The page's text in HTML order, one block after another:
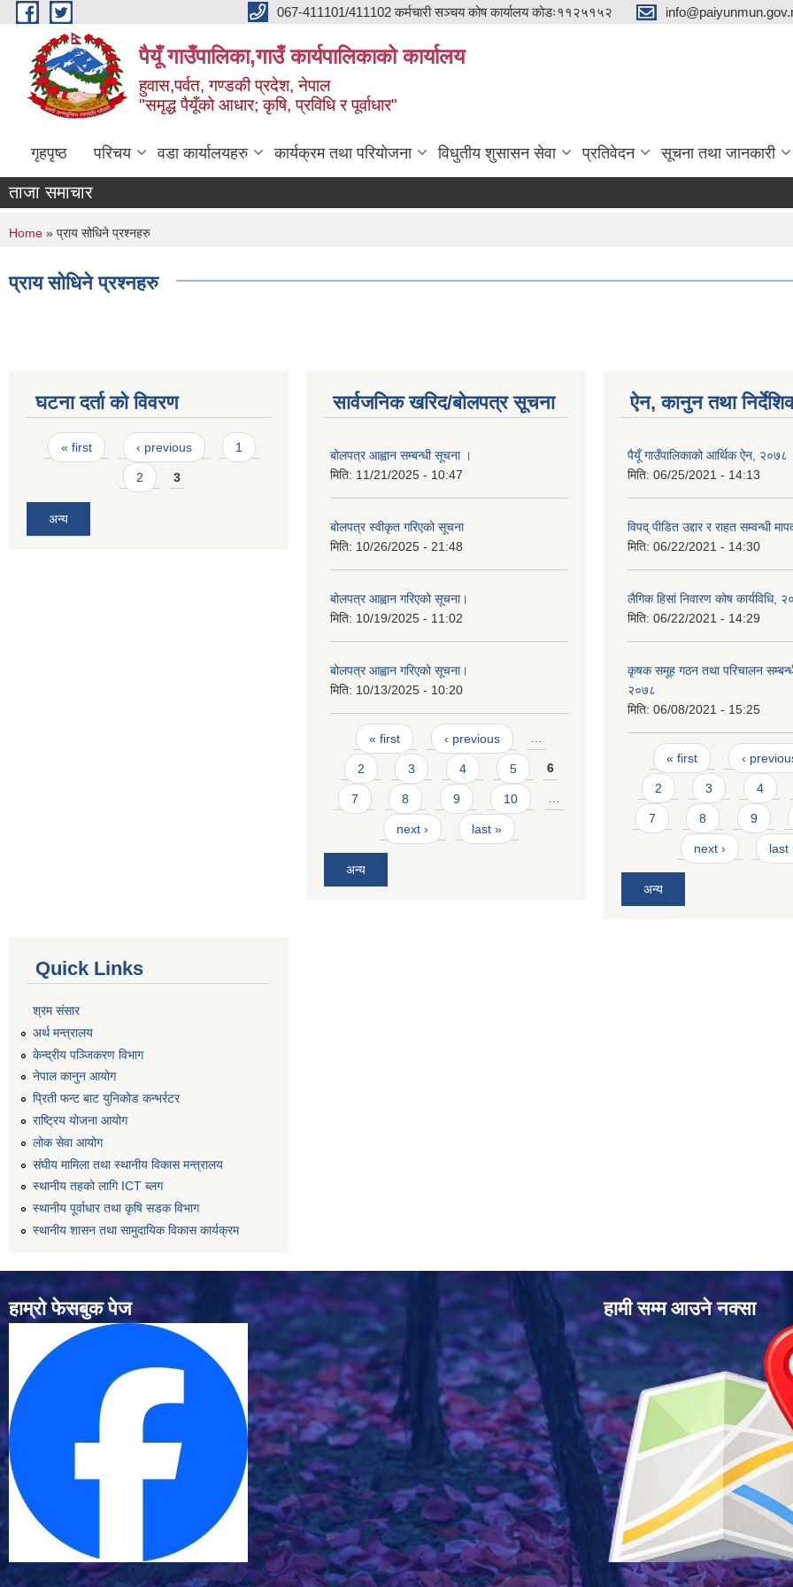
Skip to main content 067-411101/411102 कर्मचारी सञ्चय कोष कार्यालय कोडः११२५१५२
पैयूँ गाउँपालिका,गाउँ कार्यपालिकाको कार्यालय
हुवास,पर्वत, गण्डकी प्रदेश, नेपाल
"समृद्ध पैयूँको आधार; कृषि, प्रविधि र पूर्वाधार"
गृहपृष्ठ परिचय वडा कार्यालयहरु कार्यक्रम तथा परियोजना विधुतीय शुसासन सेवा प्रतिवेदन सूचना तथा जानकारी
ताजा समाचार
You are here
Home » प्राय सोधिने प्रश्नहरु
प्राय सोधिने प्रश्नहरु
घटना दर्ता को विवरण
Pages
« first ‹ previous 1
2 3
अन्य
सार्वजनिक खरिद/बोलपत्र सूचना
बोलपत्र आह्वान सम्बन्धी सूचना ।
मिति: 11/21/2025 - 10:47
बोलपत्र स्वीकृत गरिएको सूचना
मिति: 10/26/2025 - 21:48
बोलपत्र आह्वान गरिएको सूचना।
मिति: 10/19/2025 - 11:02
बोलपत्र आह्वान गरिएको सूचना।
मिति: 10/13/2025 - 10:20
Pages
« first ‹ previous …
2 3 4 5 6
7 8 9 10 …
next › last »
अन्य
ऐन, कानुन तथा
पैयूँ गाउँपालिकाको आर्थिक ऐन, २०७८
मिति: 06/25/2021 - 14:13
विपद् पीडित उद्दार र राहत सम्वन्धी
मिति: 06/22/2021 - 14:30
लैगिक हिसां निवारण कोष कार्यविधि,
मिति: 06/22/2021 - 14:29
कृषक समूह गठन तथा परिचालन सम्बन्धी
२०७८
मिति: 06/08/2021 - 15:25
Pages
« first ‹
2 3 4
7 8 9
next › last
अन्य
Quick Links
श्रम संसार
अर्थ मन्त्रालय
केन्द्रीय पञ्जिकरण विभाग
नेपाल कानुन आयोग
प्रिती फन्ट बाट युनिकोड कन्भर्रटर
राष्ट्रिय योजना आयोग
लोक सेवा आयोग
संघीय मामिला तथा स्थानीय विकास मन्त्रालय
स्थानीय तहको लागि ICT ब्लग
स्थानीय पूर्वाधार तथा कृषि सडक विभाग
स्थानीय शासन तथा सामुदायिक विकास कार्यक्रम
हाम्रो फेसबुक पेज हामी सम्म आउने नक्सा